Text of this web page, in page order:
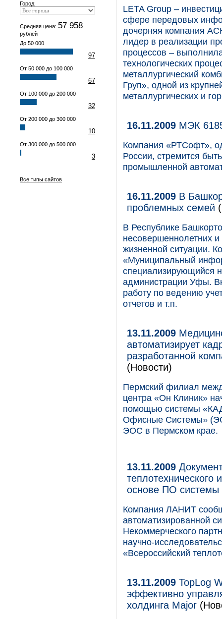
Город:
Средняя цена: 57 958
рублей
До 50 000
97
От 50 000 до 100 000
67
От 100 000 до 200 000
32
От 200 000 до 300 000
10
От 300 000 до 500 000
3
Все типы сайтов
LETA Group –
сфере передовых
дочерняя компания
лидер в реализации
процессов –
технологических
металлургический
Груп», одной из
металлургических и
16.11.2009 МЭК
Компания «РТСофт»,
России, стремится
промышленной
16.11.2009 В
проблемных семей
В Республике
несовершеннолетних
жизненной ситуации.
«Муниципальный
специализирующийся
администрации Уфы.
работу по ведению
отчетов и т.п.
13.11.2009
автоматизирует
разработанной
(Новости)
Пермский филиал
центра «Он Клиник»
помощью системы
Офисные Системы»
ЭОС в Пермском крае.
13.11.2009
теплотехнического
основе ПО системы
Компания ЛАНИТ
автоматизированной
Некоммерческого
научно-
«Всероссийский
13.11.2009 TopLog
эффективно
холдинга Major